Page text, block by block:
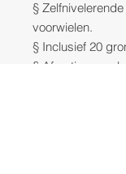
§
voorwielen.
§ Inclusief 20
§ Afmetingen